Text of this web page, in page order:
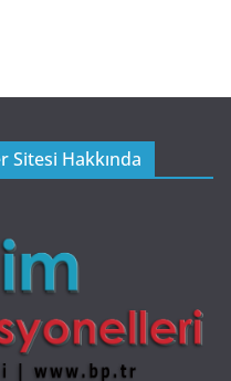
Sitesi Hakkında